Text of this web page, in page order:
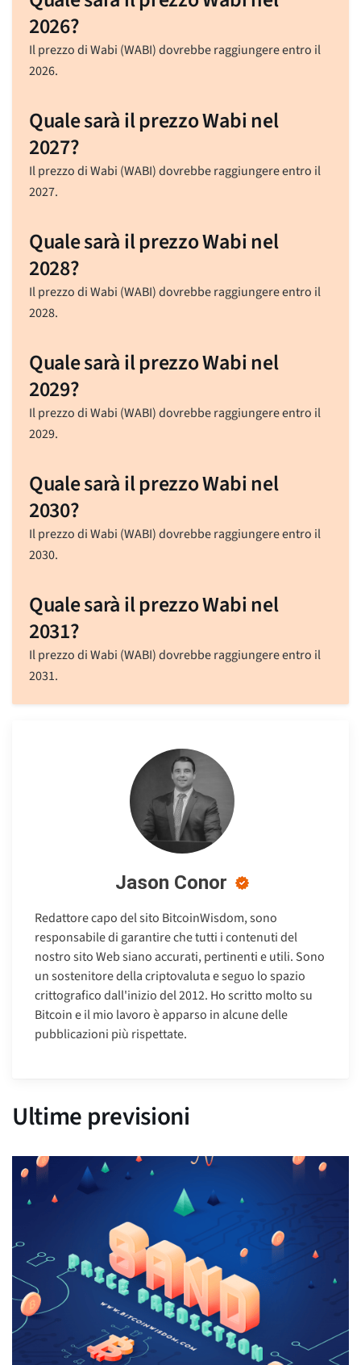
2026?
Il prezzo di Wabi (WABI) dovrebbe raggiungere entro il
2026.
Quale sarà il prezzo Wabi nel
2027?
Il prezzo di Wabi (WABI) dovrebbe raggiungere entro il
2027.
Quale sarà il prezzo Wabi nel
2028?
Il prezzo di Wabi (WABI) dovrebbe raggiungere entro il
2028.
Quale sarà il prezzo Wabi nel
2029?
Il prezzo di Wabi (WABI) dovrebbe raggiungere entro il
2029.
Quale sarà il prezzo Wabi nel
2030?
Il prezzo di Wabi (WABI) dovrebbe raggiungere entro il
2030.
Quale sarà il prezzo Wabi nel
2031?
Il prezzo di Wabi (WABI) dovrebbe raggiungere entro il
2031.
Jason Conor
Redattore capo del sito BitcoinWisdom, sono
responsabile di garantire che tutti i contenuti del
nostro sito Web siano accurati, pertinenti e utili. Sono
un sostenitore della criptovaluta e seguo lo spazio
crittografico dall'inizio del 2012. Ho scritto molto su
Bitcoin e il mio lavoro è apparso in alcune delle
pubblicazioni più rispettate.
Ultime previsioni